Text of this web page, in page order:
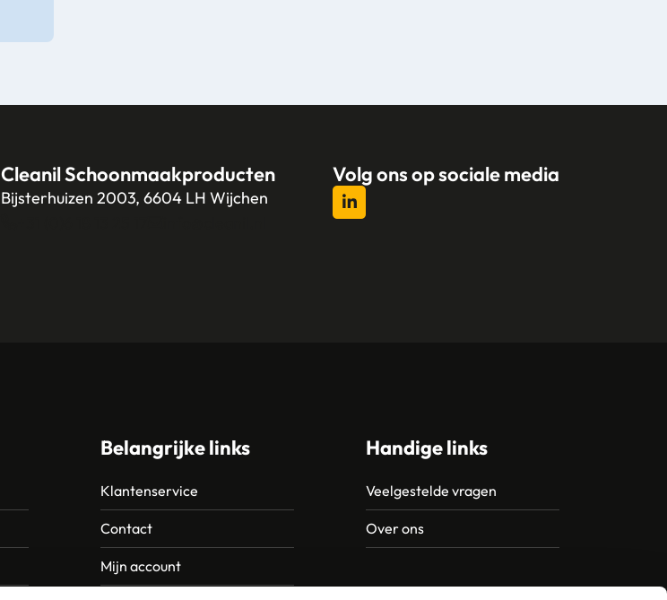
Cleanil Schoonmaakproducten
Bijsterhuizen 2003, 6604 LH Wijchen
Volg ons op sociale media
Belangrijke links
Klantenservice
Contact
Mijn account
Handige links
Veelgestelde vragen
Over ons